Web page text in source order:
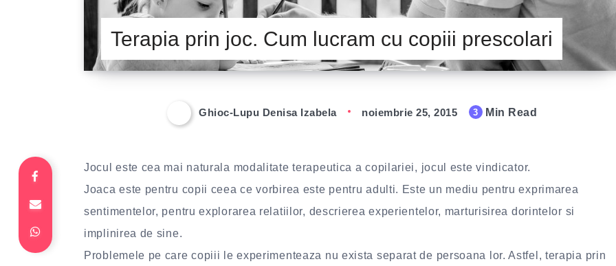
Terapia prin joc. Cum lucram cu copiii prescolari
Ghioc-Lupu Denisa Izabela noiembrie 25, 2015 3 Min Read
Jocul este cea mai naturala modalitate terapeutica a copilariei, jocul este vindicator.
Joaca este pentru copii ceea ce vorbirea este pentru adulti. Este un mediu pentru exprimarea
sentimentelor, pentru explorarea relatiilor, descrierea experientelor, marturisirea dorintelor si
implinirea de sine.
Problemele pe care copiii le experimenteaza nu exista separat de persoana lor. Astfel, terapia prin